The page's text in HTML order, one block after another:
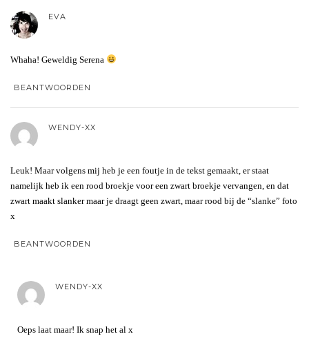
EVA
Whaha! Geweldig Serena
BEANTWOORDEN
WENDY-XX
Leuk! Maar volgens mij heb je een foutje in de tekst gemaakt, er staat
namelijk heb ik een rood broekje voor een zwart broekje vervangen, en dat
zwart maakt slanker maar je draagt geen zwart, maar rood bij de “slanke” foto
x
BEANTWOORDEN
WENDY-XX
Oeps laat maar! Ik snap het al x